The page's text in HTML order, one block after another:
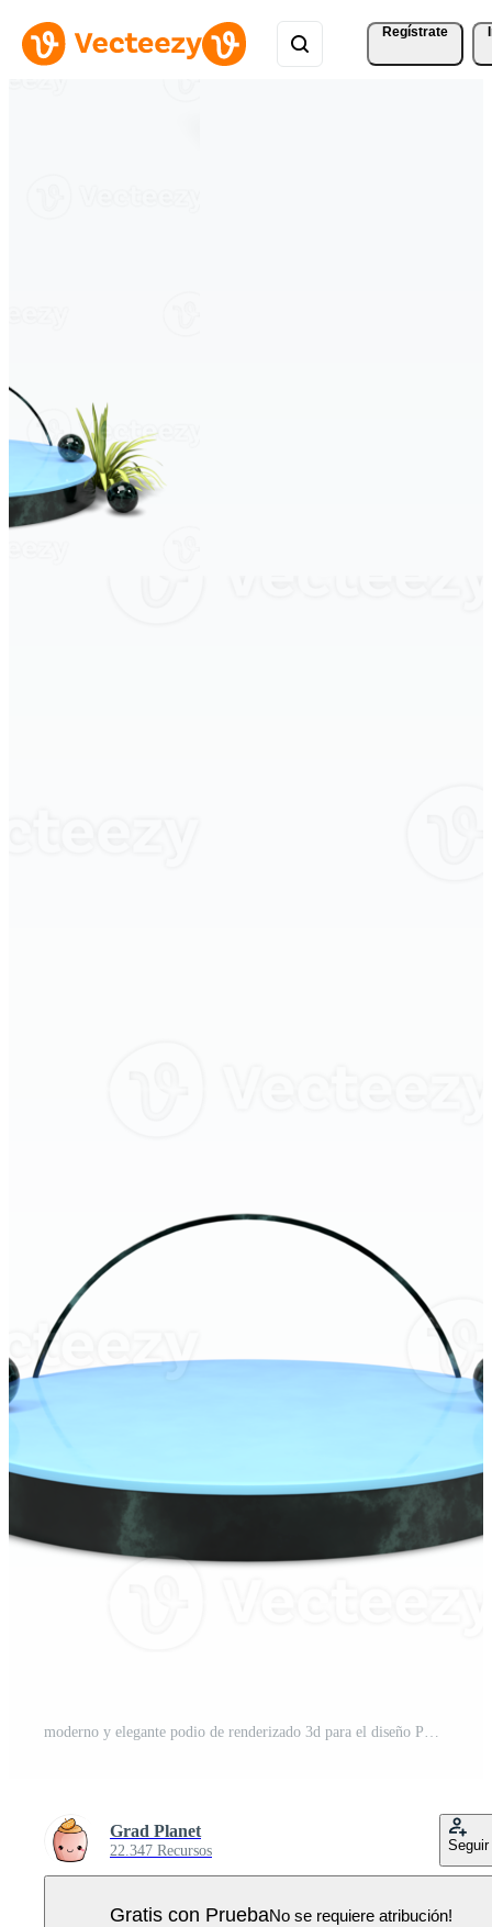
Regístrate
moderno y elegante podio de renderizado 3d para el diseño PNG Pro
Grad Planet
22.347 Recursos Seguir
Gratis con PruebaNo se requiere atribución!